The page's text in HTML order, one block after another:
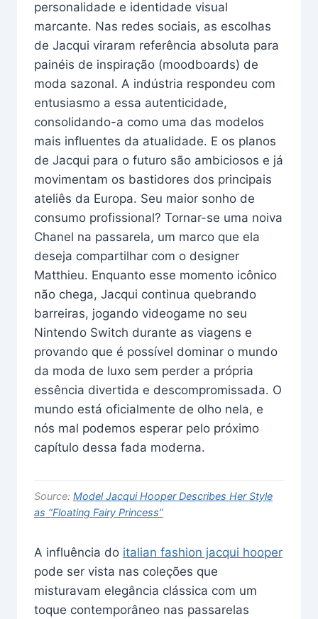
personalidade e identidade visual
marcante. Nas redes sociais, as escolhas
de Jacqui viraram referência absoluta para
painéis de inspiração (moodboards) de
moda sazonal. A indústria respondeu com
entusiasmo a essa autenticidade,
consolidando-a como uma das modelos
mais influentes da atualidade. E os planos
de Jacqui para o futuro são ambiciosos e já
movimentam os bastidores dos principais
ateliês da Europa. Seu maior sonho de
consumo profissional? Tornar-se uma noiva
Chanel na passarela, um marco que ela
deseja compartilhar com o designer
Matthieu. Enquanto esse momento icônico
não chega, Jacqui continua quebrando
barreiras, jogando videogame no seu
Nintendo Switch durante as viagens e
provando que é possível dominar o mundo
da moda de luxo sem perder a própria
essência divertida e descompromissada. O
mundo está oficialmente de olho nela, e
nós mal podemos esperar pelo próximo
capítulo dessa fada moderna.
Source: Model Jacqui Hooper Describes Her Style
as “Floating Fairy Princess”
A influência do italian fashion jacqui hooper
pode ser vista nas coleções que
misturavam elegância clássica com um
toque contemporâneo nas passarelas